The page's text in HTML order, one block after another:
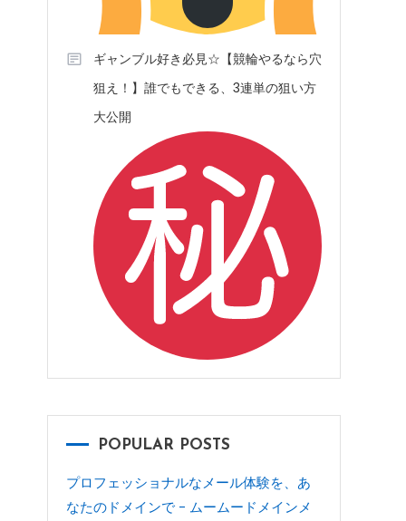
ギャンブル好き必見☆【競輪やるなら穴
狙え！】誰でもできる、3連単の狙い方
大公開
POPULAR POSTS
プロフェッショナルなメール体験を、あ
なたのドメインで - ムームードメインメ